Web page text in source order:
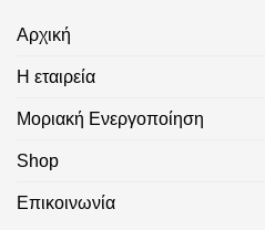
Αρχική
Η εταιρεία
Μοριακή Ενεργοποίηση
Shop
Επικοινωνία